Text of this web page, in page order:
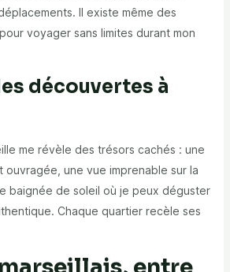
Il existe même des
voyager sans limites durant mon
découvertes à
me révèle des trésors cachés : une
une vue imprenable sur la
baignée de soleil où je peux déguster
Chaque quartier recèle ses